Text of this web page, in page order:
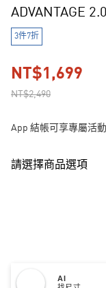
ADVANTAGE
3件7折
NT$2,490
NT$1,699
App 結帳可享專屬活
請選擇商品選項
AI